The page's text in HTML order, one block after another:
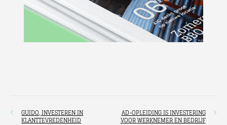
GUIDO, INVESTEREN IN
KLANTTEVREDENHEID
AD-OPLEIDING IS INVESTERING
VOOR WERKNEMER EN BEDRIJF